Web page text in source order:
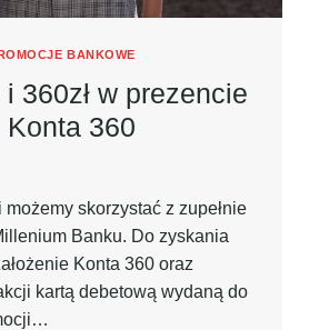
BANKOWE
360zł w prezencie
360
skorzystać z zupełnie
Banku. Do zyskania
Konta 360 oraz
kartą debetową wydaną do